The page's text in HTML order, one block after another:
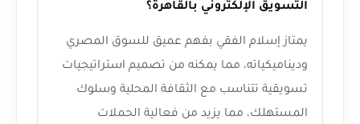
التسويق الإلكتروني بالقاهرة؟
يمتاز إسلام الفقي بفهم عميق للسوق المصري
وديناميكياته، مما يمكنه من تصميم استراتيجيات
تسويقية تتناسب مع الثقافة المحلية وسلوك
المستهلك، مما يزيد من فعالية الحملات